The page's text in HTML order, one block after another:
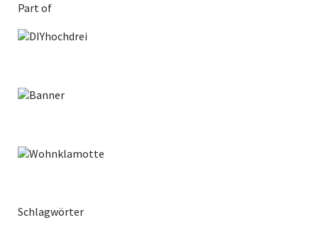
Part of
Schlagwörter